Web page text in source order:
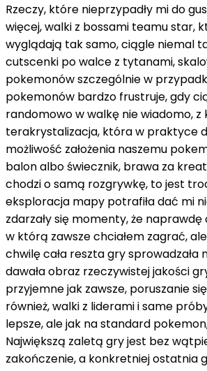
Rzeczy, które nieprzypadły mi do
więcej, walki z bossami teamu star,
wyglądają tak samo, ciągle niemal
cutscenki po walce z tytanami,
pokemonów szczególnie w
pokemonów bardzo frustruje, gdy
randomowo w walkę nie wiadomo, z
terakrystalizacja, która w praktyce
możliwość założenia naszemu
balon albo świecznik, brawa za
chodzi o samą rozgrywkę, to jest
eksploracja mapy potrafiła dać mi
zdarzały się momenty, że naprawdę
w którą zawsze chciałem zagrać,
chwilę cała reszta gry sprowadzała
dawała obraz rzeczywistej jakości
przyjemne jak zawsze, poruszanie
również, walki z liderami i same
lepsze, ale jak na standard
Największą zaletą gry jest bez
zakończenie, a konkretniej ostatnia